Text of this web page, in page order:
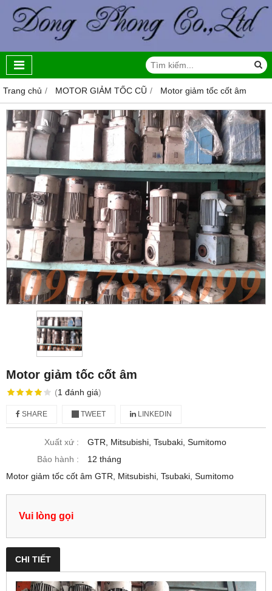
Trang chủ MOTOR GIẢM TỐC CŨ Motor giảm tốc cốt âm
Motor giảm tốc cốt âm
(1 đánh giá)
SHARE TWEET LINKEDIN
Xuất xứ :
GTR, Mitsubishi, Tsubaki, Sumitomo
Bảo hành :
12 tháng
Motor giảm tốc cốt âm GTR, Mitsubishi, Tsubaki, Sumitomo
Vui lòng gọi
CHI TIẾT